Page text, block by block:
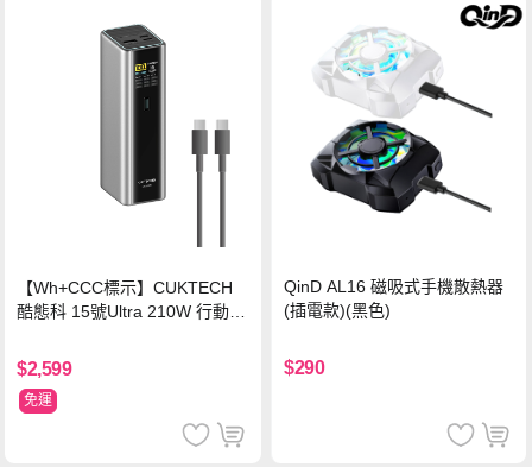
【Wh+CCC標示】CUKTECH
酷態科 15號Ultra 210W 行動電
$2,599
免運
QinD AL16 磁吸式手機散熱器
(插電款)(黑色)
$290